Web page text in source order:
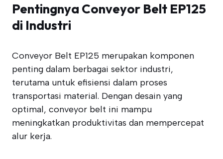
Pentingnya Conveyor Belt EP125
di Industri
Conveyor Belt EP125 merupakan komponen
penting dalam berbagai sektor industri,
terutama untuk efisiensi dalam proses
transportasi material. Dengan desain yang
optimal, conveyor belt ini mampu
meningkatkan produktivitas dan mempercepat
alur kerja.